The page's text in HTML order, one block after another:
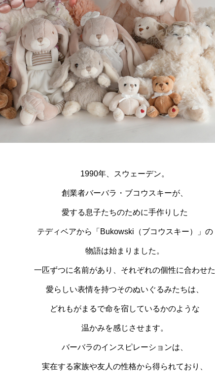
1990年、スウェーデン。
創業者バーバラ・ブコウスキーが、
愛する息子たちのために手作りした
テディベアから「Bukowski（ブコウスキー）」の
物語は始まりました。
一匹ずつに名前があり、それぞれの個性に合わせた
愛らしい表情を持つそのぬいぐるみたちは、
どれもがまるで命を宿しているかのような
温かみを感じさせます。
バーバラのインスピレーションは、
実在する家族や友人の性格から得られており、